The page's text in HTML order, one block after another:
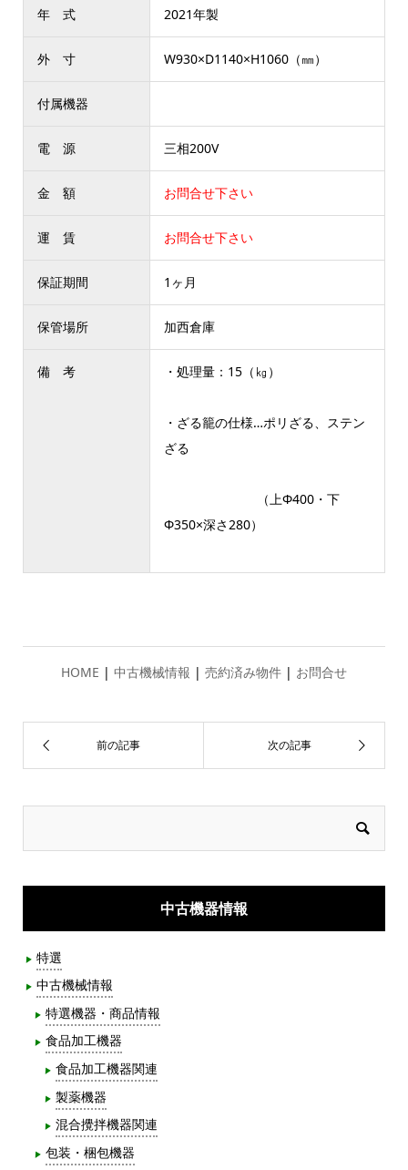
年 式 2021年製
外 寸 W930×D1140×H1060（㎜）
付属機器
電 源 三相200V
金 額 お問合せ下さい
運 賃 お問合せ下さい
保証期間 1ヶ月
保管場所 加西倉庫
備 考 ・処理量：15（㎏）
・ざる籠の仕様…ポリざる、ステン
ざる
（上Φ400・下
Φ350×深さ280）
HOME | 中古機械情報 | 売約済み物件 | お問合せ
中古機器情報
特選
中古機械情報
特選機器・商品情報
食品加工機器
食品加工機器関連
製薬機器
混合攪拌機器関連
包装・梱包機器